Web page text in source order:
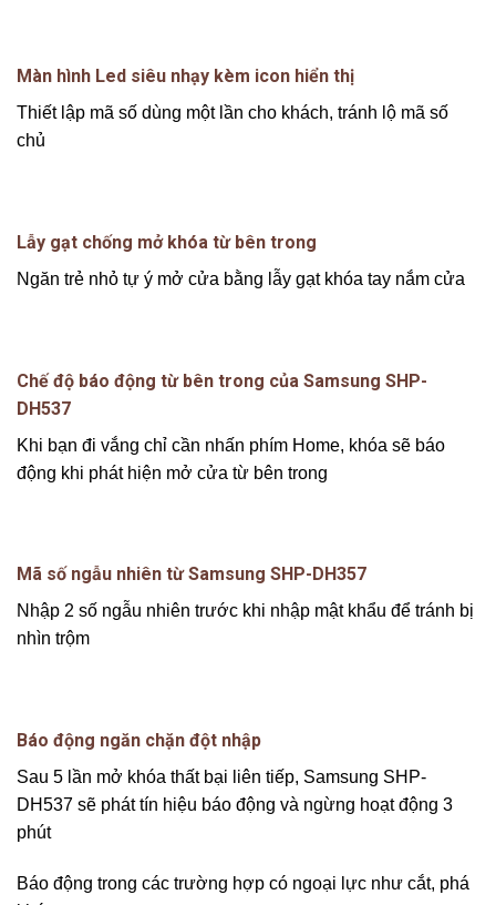
Màn hình Led siêu nhạy kèm icon hiển thị
Thiết lập mã số dùng một lần cho khách, tránh lộ mã số
chủ
Lẫy gạt chống mở khóa từ bên trong
Ngăn trẻ nhỏ tự ý mở cửa bằng lẫy gạt khóa tay nắm cửa
Chế độ báo động từ bên trong của Samsung SHP-
DH537
Khi bạn đi vắng chỉ cần nhấn phím Home, khóa sẽ báo
động khi phát hiện mở cửa từ bên trong
Mã số ngẫu nhiên từ Samsung SHP-DH357
Nhập 2 số ngẫu nhiên trước khi nhập mật khẩu để tránh bị
nhìn trộm
Báo động ngăn chặn đột nhập
Sau 5 lần mở khóa thất bại liên tiếp, Samsung SHP-
DH537 sẽ phát tín hiệu báo động và ngừng hoạt động 3
phút
Báo động trong các trường hợp có ngoại lực như cắt, phá